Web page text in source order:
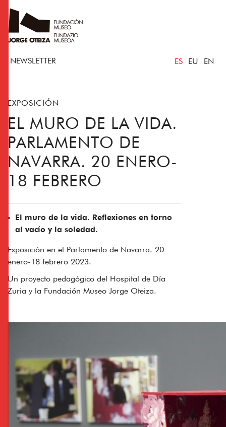
NEWSLETTER ES EU EN
EXPOSICIÓN
EL MURO DE LA VIDA.
PARLAMENTO DE
NAVARRA. 20 ENERO-
18 FEBRERO
El muro de la vida. Reflexiones en torno
al vacío y la soledad.
Exposición en el Parlamento de Navarra. 20
enero-18 febrero 2023.
Un proyecto pedagógico del Hospital de Día
Zuria y la Fundación Museo Jorge Oteiza.